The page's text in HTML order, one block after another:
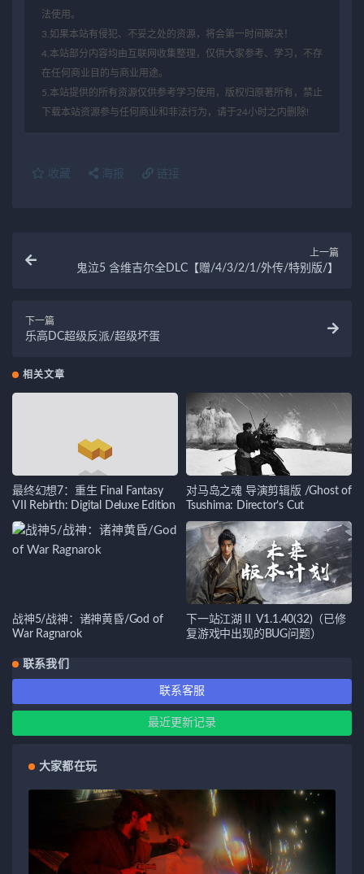
法使用。
3.如果本站有侵犯、不妥之处的资源，将会第一时间解决！
4.本站部分内容均由互联网收集整理，仅供大家参考、学习，不存
在任何商业目的与商业用途。
5.本站提供的所有资源仅供参考学习使用，版权归原著所有，禁止
下载本站资源参与任何商业和非法行为，请于24小时之内删除!
收藏 海报 链接
上一篇
鬼泣5 含维吉尔全DLC【赠/4/3/2/1/外传/特别版/】
下一篇
乐高DC超级反派/超级坏蛋
相关文章
最终幻想7：重生 Final Fantasy
VII Rebirth: Digital Deluxe Edition
对马岛之魂 导演剪辑版 /Ghost of
Tsushima: Director’s Cut
战神5/战神：诸神黄昏/God of
War Ragnarok
下一站江湖Ⅱ V1.1.40(32)（已修
复游戏中出现的BUG问题）
联系我们
联系客服
最近更新记录
大家都在玩